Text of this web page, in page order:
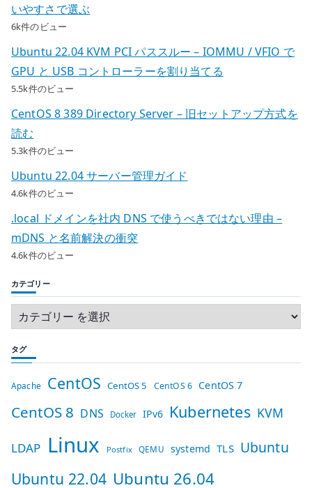
いやすさで選ぶ
6k件のビュー
Ubuntu 22.04 KVM PCI パススルー – IOMMU / VFIO で
GPU と USB コントローラーを割り当てる
5.5k件のビュー
CentOS 8 389 Directory Server – 旧セットアップ方式を
読む
5.3k件のビュー
Ubuntu 22.04 サーバー管理ガイド
4.6k件のビュー
.local ドメインを社内 DNS で使うべきではない理由 –
mDNS と名前解決の衝突
4.6k件のビュー
カテゴリー
タグ
Apache CentOS CentOS 5 CentOS 6 CentOS 7
CentOS 8 DNS Docker IPv6 Kubernetes KVM
LDAP Linux Postfix QEMU systemd TLS Ubuntu
Ubuntu 22.04 Ubuntu 26.04